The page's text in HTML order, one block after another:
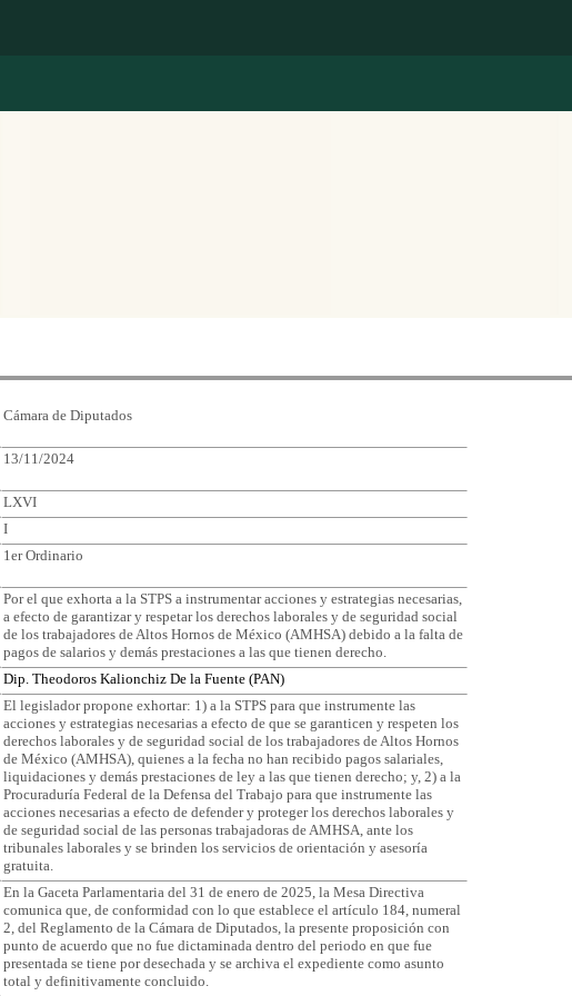
Cámara de Diputados
13/11/2024
LXVI
I
1er Ordinario
Por el que exhorta a la STPS a instrumentar acciones y estrategias necesarias,
a efecto de garantizar y respetar los derechos laborales y de seguridad social
de los trabajadores de Altos Hornos de México (AMHSA) debido a la falta de
pagos de salarios y demás prestaciones a las que tienen derecho.
Dip. Theodoros Kalionchiz De la Fuente (PAN)
El legislador propone exhortar: 1) a la STPS para que instrumente las
acciones y estrategias necesarias a efecto de que se garanticen y respeten los
derechos laborales y de seguridad social de los trabajadores de Altos Hornos
de México (AMHSA), quienes a la fecha no han recibido pagos salariales,
liquidaciones y demás prestaciones de ley a las que tienen derecho; y, 2) a la
Procuraduría Federal de la Defensa del Trabajo para que instrumente las
acciones necesarias a efecto de defender y proteger los derechos laborales y
de seguridad social de las personas trabajadoras de AMHSA, ante los
tribunales laborales y se brinden los servicios de orientación y asesoría
gratuita.
En la Gaceta Parlamentaria del 31 de enero de 2025, la Mesa Directiva
comunica que, de conformidad con lo que establece el artículo 184, numeral
2, del Reglamento de la Cámara de Diputados, la presente proposición con
punto de acuerdo que no fue dictaminada dentro del periodo en que fue
presentada se tiene por desechada y se archiva el expediente como asunto
total y definitivamente concluido.